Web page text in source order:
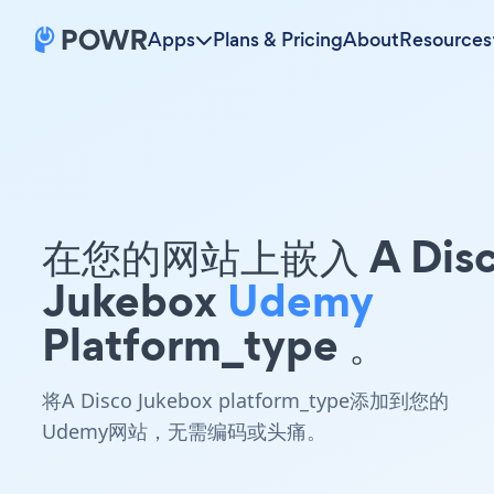
Apps Plans & PricingAboutResources
在您的网站上嵌入 A
Jukebox Udemy
Platform_type 。
将A Disco Jukebox platform_type添加到您的
Udemy网站，无需编码或头痛。